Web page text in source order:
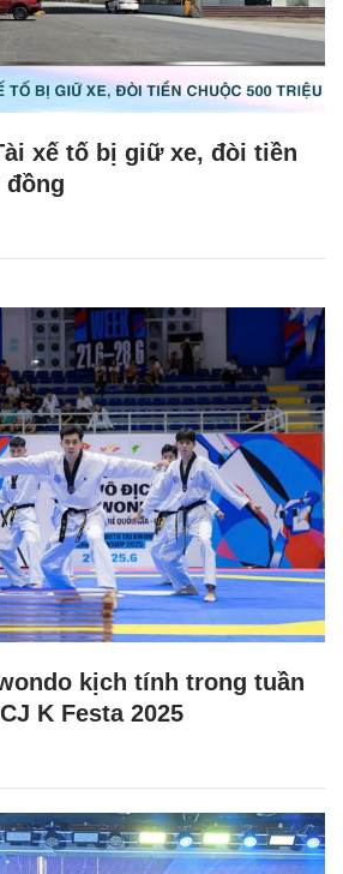
xế tố bị giữ xe, đòi tiền
đồng
kịch tính trong tuần
K Festa 2025